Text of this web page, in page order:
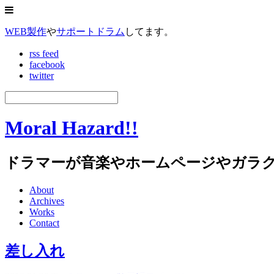
WEB製作やサポートドラム してます。
rss feed
facebook
twitter
Moral Hazard!!
ドラマーが音楽やホームページやガラ
About
Archives
Works
Contact
差し入れ